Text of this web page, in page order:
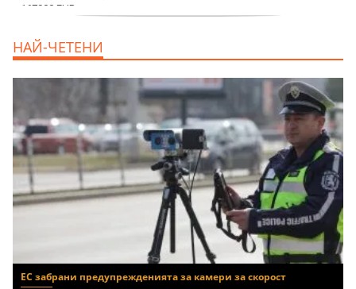
НАЙ-ЧЕТЕНИ
ЕС забрани предупрежденията за камери за скорост